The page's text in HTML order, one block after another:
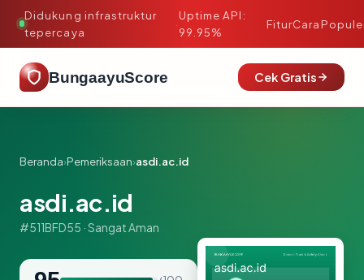
Didukung infrastruktur
tepercaya
·
Uptime API:
99.95%
FiturCara
BungaayuScore Cek Gratis
Beranda›Pemeriksaan›asdi.ac.id
asdi.ac.id
#511BFD55 · Sangat Aman